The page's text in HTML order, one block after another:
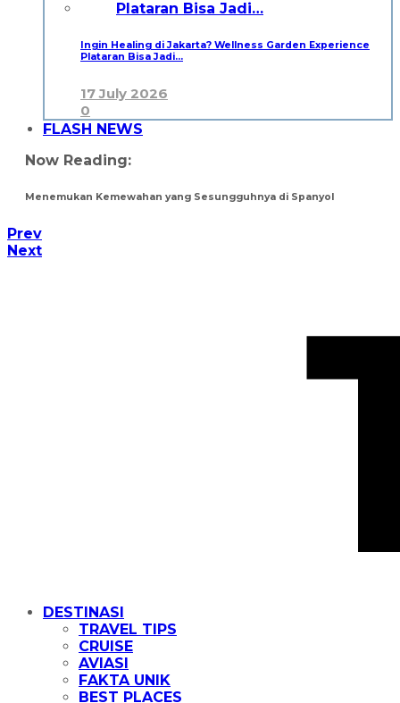
Ingin Healing di Jakarta? Wellness Garden Experience
Plataran Bisa Jadi…
17 July 2026
0
FLASH NEWS
Now Reading:
Menemukan Kemewahan yang Sesungguhnya di Spanyol
Prev
Next
DESTINASI
TRAVEL TIPS
CRUISE
AVIASI
FAKTA UNIK
BEST PLACES